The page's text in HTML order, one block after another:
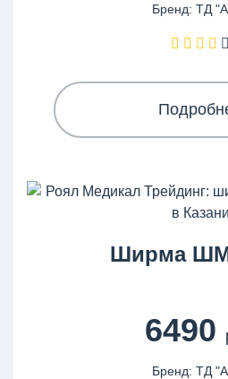
Бренд: ТД
Ширма
6490
Бренд: ТД